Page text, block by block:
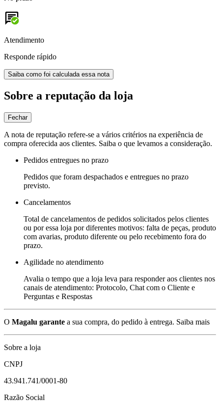
Atendimento
Responde rápido
Saiba como foi calculada essa nota
Sobre a reputação da loja
Fechar
A nota de reputação refere-se a vários critérios na experiência de
compra oferecida aos clientes. Saiba o que levamos a consideração.
Pedidos entregues no prazo
Pedidos que foram despachados e entregues no prazo
previsto.
Cancelamentos
Total de cancelamentos de pedidos solicitados pelos clientes
ou por essa loja por diferentes motivos: falta de peças, produto
com avarias, produto diferente ou pelo recebimento fora do
prazo.
Agilidade no atendimento
Avalia o tempo que a loja leva para responder aos clientes nos
canais de atendimento: Protocolo, Chat com o Cliente e
Perguntas e Respostas
O Magalu garante a sua compra, do pedido à entrega. Saiba mais
Sobre a loja
CNPJ
43.941.741/0001-80
Razão Social